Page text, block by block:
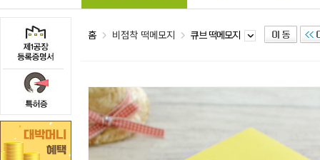
홈 비점착 떡메모지 큐브 떡메모지